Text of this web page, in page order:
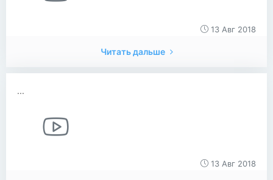
13 Авг 2018
Читать дальше
...
13 Авг 2018